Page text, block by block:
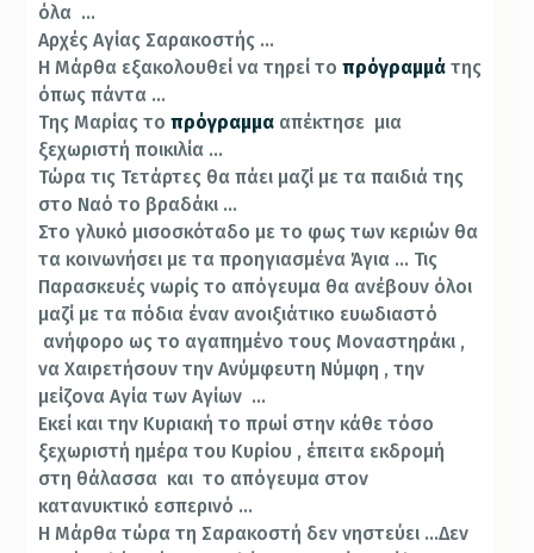
όλα …
Αρχές Αγίας Σαρακοστής …
Η Μάρθα εξακολουθεί να τηρεί τοπρόγραμμά της
όπως πάντα …
Της Μαρίας τοπρόγραμμα απέκτησε μια
ξεχωριστή ποικιλία …
Τώρα τις Τετάρτες θα πάει μαζί με τα παιδιά της
στο Ναό το βραδάκι …
Στο γλυκό μισοσκόταδο με το φως των κεριών θα
τα κοινωνήσει με τα προηγιασμένα Άγια … Τις
Παρασκευές νωρίς το απόγευμα θα ανέβουν όλοι
μαζί με τα πόδια έναν ανοιξιάτικο ευωδιαστό
ανήφορο ως το αγαπημένο τους Μοναστηράκι ,
να Χαιρετήσουν την Ανύμφευτη Νύμφη , την
μείζονα Αγία των Αγίων …
Εκεί και την Κυριακή το πρωί στην κάθε τόσο
ξεχωριστή ημέρα του Κυρίου , έπειτα εκδρομή
στη θάλασσα και το απόγευμα στον
κατανυκτικό εσπερινό …
Η Μάρθα τώρα τη Σαρακοστή δεν νηστεύει …Δεν